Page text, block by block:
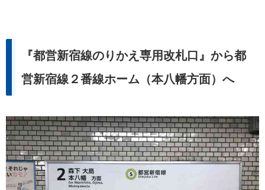
『都営新宿線のりかえ専用改札口』から都
営新宿線２番線ホーム（本八幡方面）へ